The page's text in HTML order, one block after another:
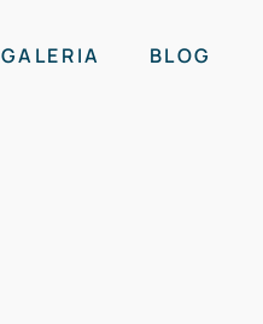
GALERIA BLOG